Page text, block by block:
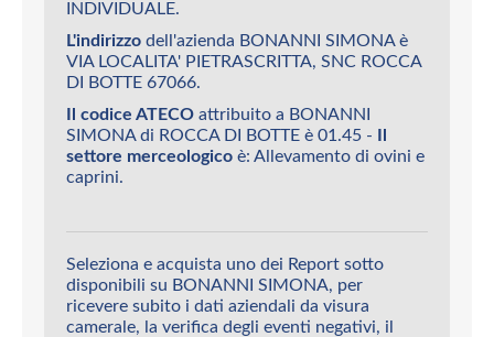
INDIVIDUALE.
L'indirizzo dell'azienda BONANNI SIMONA è
VIA LOCALITA' PIETRASCRITTA, SNC ROCCA
DI BOTTE 67066.
Il codice ATECO attribuito a BONANNI
SIMONA di ROCCA DI BOTTE è 01.45 - Il
settore merceologico è: Allevamento di ovini e
caprini.
Seleziona e acquista uno dei Report sotto
disponibili su BONANNI SIMONA, per
ricevere subito i dati aziendali da visura
camerale, la verifica degli eventi negativi, il